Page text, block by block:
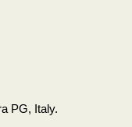
PG, Italy.